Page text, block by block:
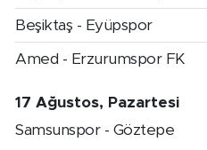
Beşiktaş - Eyüpspor
Amed - Erzurumspor FK
17 Ağustos, Pazartesi
Samsunspor - Göztepe